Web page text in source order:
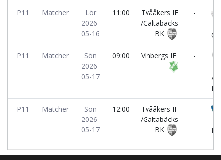
P11 Matcher
Lör
2026-
05-16
11:00
Tvååkers IF
/Galtabäcks
BK
-
P11 Matcher
Sön
2026-
05-17
09:00 Vinbergs IF
-
/
BK
P11 Matcher
Sön
2026-
05-17
12:00
Tvååkers IF
/Galtabäcks
BK
-